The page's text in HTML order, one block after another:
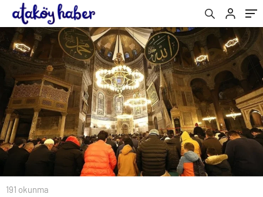
ibadetler yapılır?
191 okunma